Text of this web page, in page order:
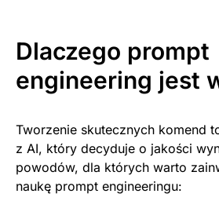
Dlaczego prompt
engineering jest
Tworzenie skutecznych komend
z AI, który decyduje o jakości
powodów, dla których warto
naukę prompt engineeringu: